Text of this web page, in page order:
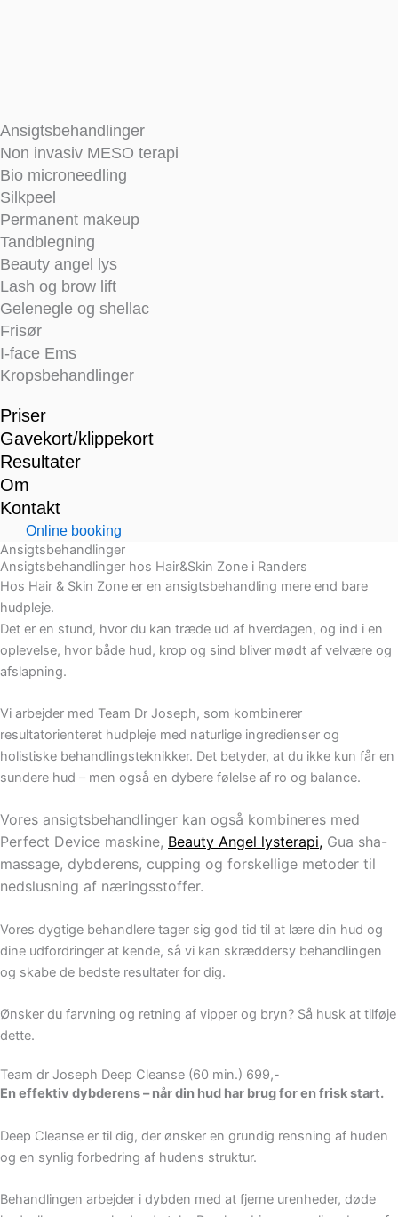
Ansigtsbehandlinger
Non invasiv MESO terapi
Bio microneedling
Silkpeel
Permanent makeup
Tandblegning
Beauty angel lys
Lash og brow lift
Gelenegle og shellac
Frisør
I-face Ems
Kropsbehandlinger
Priser
Gavekort/klippekort
Resultater
Om
Kontakt
Online booking
Ansigtsbehandlinger
Ansigtsbehandlinger hos Hair&Skin Zone i Randers
Hos Hair & Skin Zone er en ansigtsbehandling mere end bare
hudpleje.
Det er en stund, hvor du kan træde ud af hverdagen, og ind i en
oplevelse, hvor både hud, krop og sind bliver mødt af velvære og
afslapning.
Vi arbejder med Team Dr Joseph, som kombinerer
resultatorienteret hudpleje med naturlige ingredienser og
holistiske behandlingsteknikker. Det betyder, at du ikke kun får en
sundere hud – men også en dybere følelse af ro og balance.
Vores ansigtsbehandlinger kan også kombineres med
Perfect Device maskine, Beauty Angel lysterapi, Gua sha-
massage, dybderens, cupping og forskellige metoder til
nedslusning af næringsstoffer.
Vores dygtige behandlere tager sig god tid til at lære din hud og
dine udfordringer at kende, så vi kan skræddersy behandlingen
og skabe de bedste resultater for dig.
Ønsker du farvning og retning af vipper og bryn? Så husk at tilføje
dette.
Team dr Joseph Deep Cleanse (60 min.) 699,-
En effektiv dybderens – når din hud har brug for en frisk start.
Deep Cleanse er til dig, der ønsker en grundig rensning af huden
og en synlig forbedring af hudens struktur.
Behandlingen arbejder i dybden med at fjerne urenheder, døde